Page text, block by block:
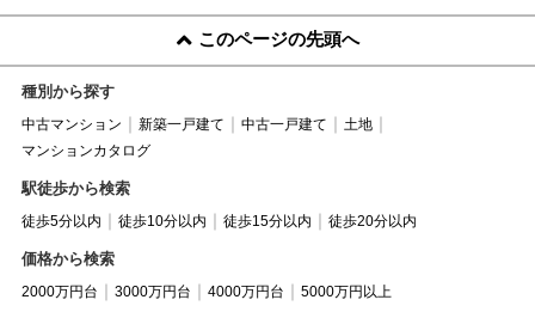
このページの先頭へ
種別から探す
中古マンション 新築一戸建て 中古一戸建て
土地
マンションカタログ
駅徒歩から検索
徒歩5分以内 徒歩10分以内 徒歩15分以内 徒歩20分以内
価格から検索
2000万円台 3000万円台 4000万円台 5000万円以上